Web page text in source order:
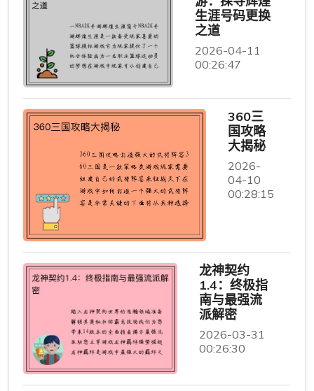
生涯号码更换
之道
2026-04-11
00:26:47
360三
国攻略
大揭秘
2026-
04-10
00:28:15
龙神契约
1.4：终极指
南与最强流
派解密
2026-03-31
00:26:30